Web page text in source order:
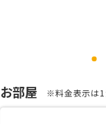
お部屋 ※料金表示は1